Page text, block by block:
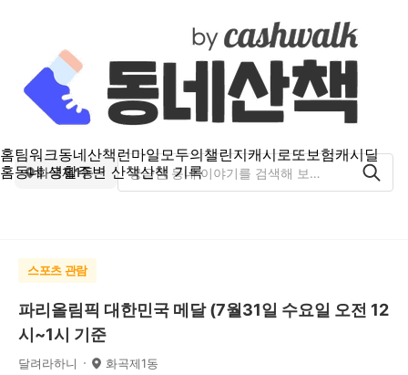
홈팀워크동네산책런마일모두의챌린지캐시로또보험캐시딜
홈동네 생활주변 산책산책 기록
화곡제1동
스포츠 관람
파리올림픽 대한민국 메달 (7월31일 수요일 오전 12
시~1시 기준
달려라하니 화곡제1동